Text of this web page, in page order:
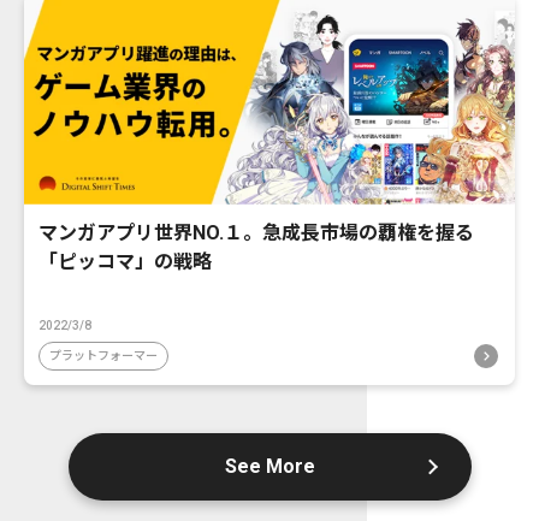
マンガアプリ世界NO.１。急成長市場の覇権を握る
「ピッコマ」の戦略
2022/3/8
プラットフォーマー
See More